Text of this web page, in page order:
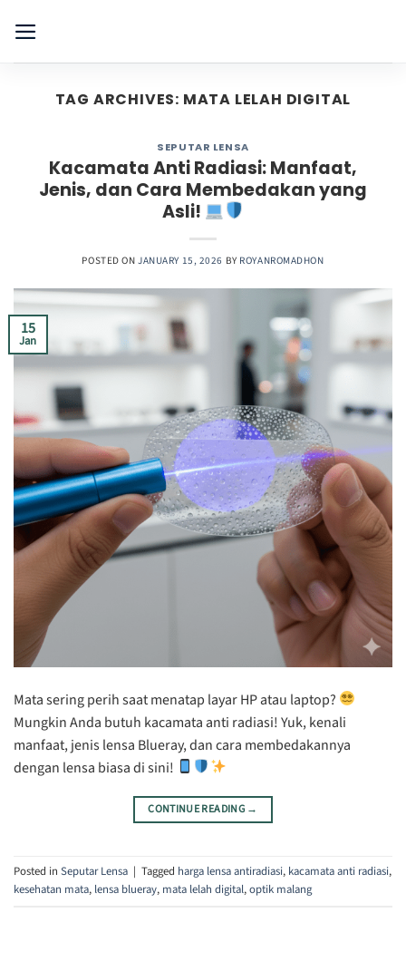
TAG ARCHIVES: MATA LELAH DIGITAL
SEPUTAR LENSA
Kacamata Anti Radiasi: Manfaat,
Jenis, dan Cara Membedakan yang
Asli!
POSTED ONJANUARY 15, 2026 BY ROYANROMADHON
15
Jan
Mata sering perih saat menatap layar HP atau laptop?
Mungkin Anda butuh kacamata anti radiasi! Yuk, kenali
manfaat, jenis lensa Blueray, dan cara membedakannya
dengan lensa biasa di sini!
CONTINUE READING →
Posted in Seputar Lensa | Tagged harga lensa antiradiasi, kacamata anti radiasi,
kesehatan mata, lensa blueray, mata lelah digital,optik malang